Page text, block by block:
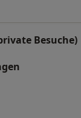
Besuche)